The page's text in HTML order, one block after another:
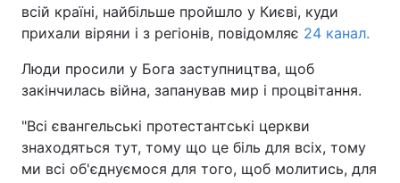
Головна Війна
Економіка Світ
всій країні, найбільше пройшло у Києві, куди
прихали віряни і з регіонів, повідомляє 24 канал.
Люди просили у Бога заступництва, щоб
закінчилась війна, запанував мир і процвітання.
"Всі євангельські протестантські церкви
знаходяться тут, тому що це біль для всіх, тому
ми всі об'єднуємося для того, щоб молитись, для